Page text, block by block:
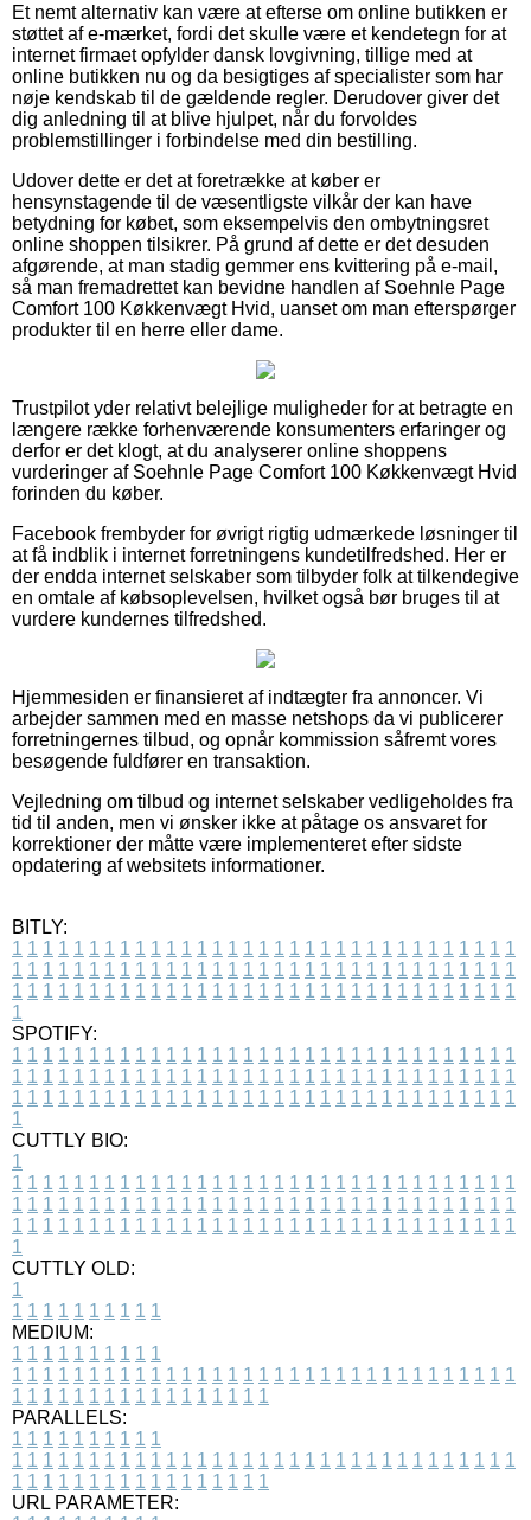
Et nemt alternativ kan være at efterse om online butikken er
støttet af e-mærket, fordi det skulle være et kendetegn for at
internet firmaet opfylder dansk lovgivning, tillige med at
online butikken nu og da besigtiges af specialister som har
nøje kendskab til de gældende regler. Derudover giver det
dig anledning til at blive hjulpet, når du forvoldes
problemstillinger i forbindelse med din bestilling.
Udover dette er det at foretrække at køber er
hensynstagende til de væsentligste vilkår der kan have
betydning for købet, som eksempelvis den ombytningsret
online shoppen tilsikrer. På grund af dette er det desuden
afgørende, at man stadig gemmer ens kvittering på e-mail,
så man fremadrettet kan bevidne handlen af Soehnle Page
Comfort 100 Køkkenvægt Hvid, uanset om man efterspørger
produkter til en herre eller dame.
Trustpilot yder relativt belejlige muligheder for at betragte en
længere række forhenværende konsumenters erfaringer og
derfor er det klogt, at du analyserer online shoppens
vurderinger af Soehnle Page Comfort 100 Køkkenvægt Hvid
forinden du køber.
Facebook frembyder for øvrigt rigtig udmærkede løsninger til
at få indblik i internet forretningens kundetilfredshed. Her er
der endda internet selskaber som tilbyder folk at tilkendegive
en omtale af købsoplevelsen, hvilket også bør bruges til at
vurdere kundernes tilfredshed.
Hjemmesiden er finansieret af indtægter fra annoncer. Vi
arbejder sammen med en masse netshops da vi publicerer
forretningernes tilbud, og opnår kommission såfremt vores
besøgende fuldfører en transaktion.
Vejledning om tilbud og internet selskaber vedligeholdes fra
tid til anden, men vi ønsker ikke at påtage os ansvaret for
korrektioner der måtte være implementeret efter sidste
opdatering af websitets informationer.
BITLY:
1 1 1 1 1 1 1 1 1 1 1 1 1 1 1 1 1 1 1 1 1 1 1 1 1 1 1 1 1 1 1 1 1
1 1 1 1 1 1 1 1 1 1 1 1 1 1 1 1 1 1 1 1 1 1 1 1 1 1 1 1 1 1 1 1 1
1 1 1 1 1 1 1 1 1 1 1 1 1 1 1 1 1 1 1 1 1 1 1 1 1 1 1 1 1 1 1 1 1
1
SPOTIFY:
1 1 1 1 1 1 1 1 1 1 1 1 1 1 1 1 1 1 1 1 1 1 1 1 1 1 1 1 1 1 1 1 1
1 1 1 1 1 1 1 1 1 1 1 1 1 1 1 1 1 1 1 1 1 1 1 1 1 1 1 1 1 1 1 1 1
1 1 1 1 1 1 1 1 1 1 1 1 1 1 1 1 1 1 1 1 1 1 1 1 1 1 1 1 1 1 1 1 1
1
CUTTLY BIO:
1
1 1 1 1 1 1 1 1 1 1 1 1 1 1 1 1 1 1 1 1 1 1 1 1 1 1 1 1 1 1 1 1 1
1 1 1 1 1 1 1 1 1 1 1 1 1 1 1 1 1 1 1 1 1 1 1 1 1 1 1 1 1 1 1 1 1
1 1 1 1 1 1 1 1 1 1 1 1 1 1 1 1 1 1 1 1 1 1 1 1 1 1 1 1 1 1 1 1 1
1
CUTTLY OLD:
1
1 1 1 1 1 1 1 1 1 1
MEDIUM:
1 1 1 1 1 1 1 1 1 1
1 1 1 1 1 1 1 1 1 1 1 1 1 1 1 1 1 1 1 1 1 1 1 1 1 1 1 1 1 1 1 1 1
1 1 1 1 1 1 1 1 1 1 1 1 1 1 1 1 1
PARALLELS:
1 1 1 1 1 1 1 1 1 1
1 1 1 1 1 1 1 1 1 1 1 1 1 1 1 1 1 1 1 1 1 1 1 1 1 1 1 1 1 1 1 1 1
1 1 1 1 1 1 1 1 1 1 1 1 1 1 1 1 1
URL PARAMETER: